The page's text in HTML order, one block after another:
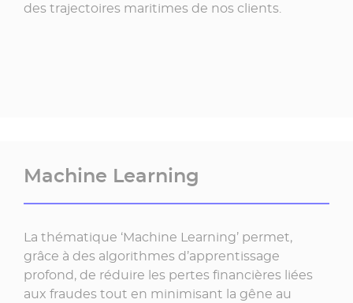
des trajectoires maritimes de nos clients.
Machine Learning
La thématique ‘Machine Learning’ permet,
grâce à des algorithmes d’apprentissage
profond, de réduire les pertes financières liées
aux fraudes tout en minimisant la gêne au